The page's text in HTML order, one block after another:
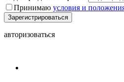
Принимаю условия и
Зарегистрироваться
авторизоваться